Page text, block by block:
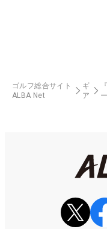
ゴルフ総合サイト
ALBA Net
ギ
ア